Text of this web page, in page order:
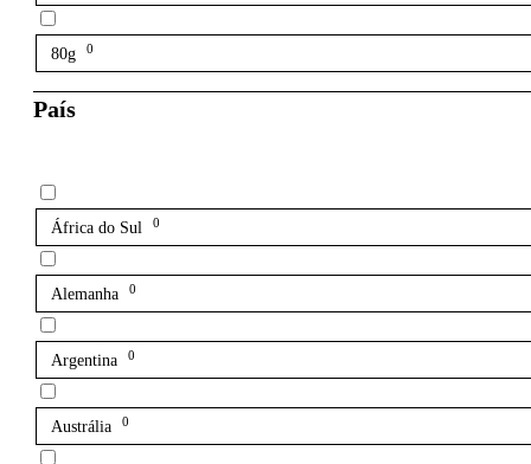
80g 0
País
África do Sul 0
Alemanha 0
Argentina 0
Austrália 0